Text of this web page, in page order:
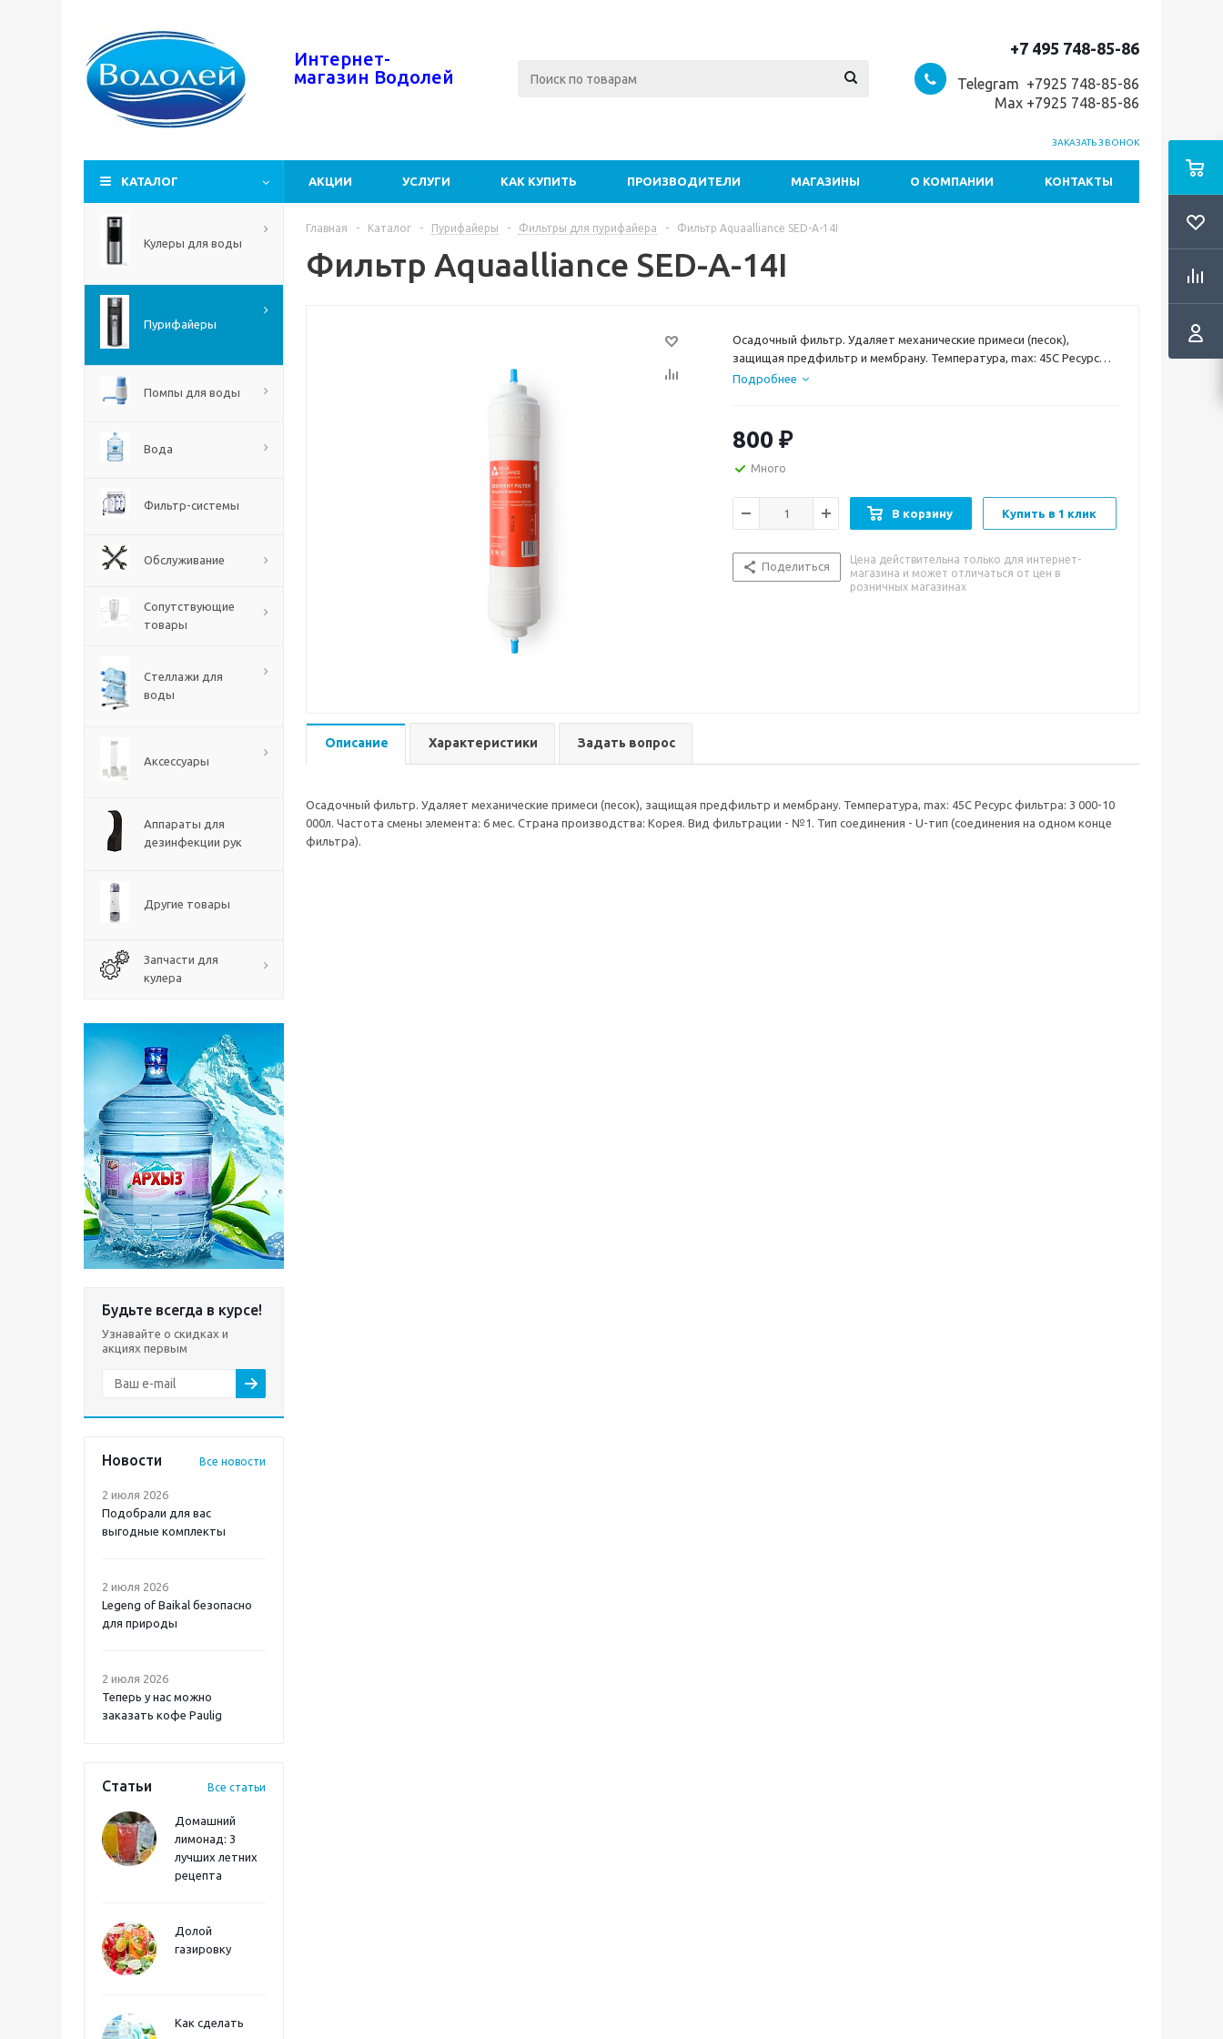
Интернет-
магазин Водолей
+7 495 748-85-86
Telegram +7925 748-85-86
Max +7925 748-85-86
ЗАКАЗАТЬ ЗВОНОК
КАТАЛОГ АКЦИИ УСЛУГИ КАК КУПИТЬ ПРОИЗВОДИТЕЛИ МАГАЗИНЫ О КОМПАНИИ КОНТАКТЫ
Кулеры для воды
Пурифайеры
Помпы для воды
Вода
Фильтр-системы
Обслуживание
Сопутствующие
товары
Стеллажи для
воды
Аксессуары
Аппараты для
дезинфекции рук
Другие товары
Запчасти для
кулера
Будьте всегда в курсе!
Узнавайте о скидках и
акциях первым
Новости Все новости
2 июля 2026
Подобрали для вас
выгодные комплекты
2 июля 2026
Legeng of Baikal безопасно
для природы
2 июля 2026
Теперь у нас можно
заказать кофе Paulig
Статьи Все статьи
Домашний
лимонад: 3
лучших летних
рецепта
Долой
газировку
Как сделать
Главная - Каталог - Пурифайеры - Фильтры для пурифайера - Фильтр Aquaalliance SED-A-14I
Фильтр Aquaalliance SED-A-14I
Осадочный фильтр. Удаляет механические примеси (песок),
защищая предфильтр и мембрану. Температура, max: 45C Ресурс
фильтра: 3 000-10 000л. Частота смены элемента: 6 мес. Страна
Подробнее
800 ₽
Много
В корзину Купить в 1 клик
Поделиться
Цена действительна только для интернет-
магазина и может отличаться от цен в
розничных магазинах
Описание Характеристики Задать вопрос
Осадочный фильтр. Удаляет механические примеси (песок), защищая предфильтр и мембрану. Температура, max: 45C Ресурс фильтра: 3 000-10
000л. Частота смены элемента: 6 мес. Страна производства: Корея. Вид фильтрации - №1. Тип соединения - U-тип (соединения на одном конце
фильтра).